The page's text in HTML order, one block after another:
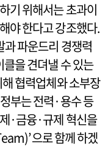
기 위해서는 초과이
야 한다고 강조했다.
과 파운드리 경쟁력
을 견뎌낼 수 있는
협력업체와 소부장
부는 전력·용수 등
·금융·규제 혁신을
으로 함께 하겠